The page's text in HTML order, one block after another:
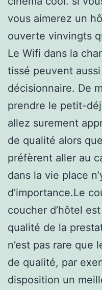
vous aimerez un
ouverte vinvingts
Le Wifi dans la
tissé peuvent
décisionnaire. De
prendre le petit-
allez surement
de qualité alors
préfèrent aller au
dans la vie place
d’importance.Le
coucher d’hôtel
qualité de la
n’est pas rare que
de qualité, par
disposition un